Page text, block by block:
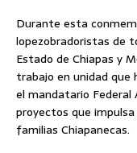
Durante esta
lopezobradoristas de
Estado de Chiapas y
trabajo en unidad que
el mandatario Federal
proyectos que
familias Chiapanecas.